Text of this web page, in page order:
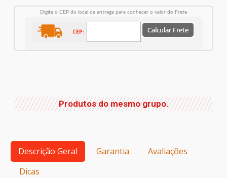
Digite o CEP do local de entrega para conhecer o valor do Frete
Produtos do mesmo grupo.
Descrição Geral Garantia
Avaliações
Dicas